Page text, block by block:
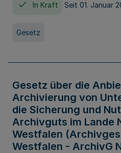
In Kraft Seit 01. Januar
Gesetz
Gesetz über die
Archivierung von
die Sicherung und
Archivguts im Lande
Westfalen
Westfalen - ArchivG